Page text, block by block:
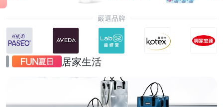
嚴選品牌
居家生活